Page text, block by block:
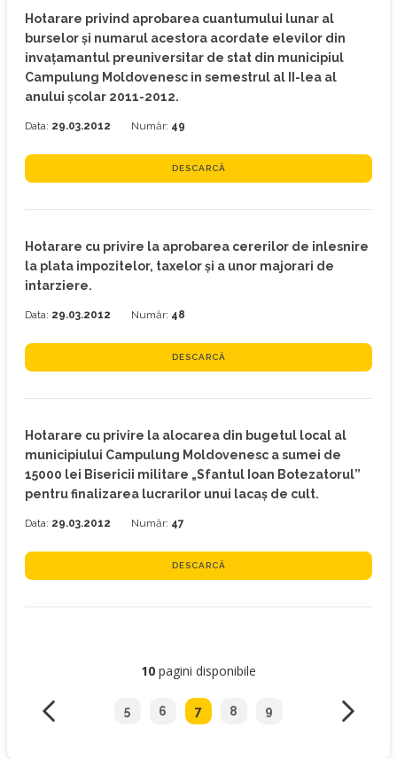
Hotarare privind aprobarea cuantumului lunar al
burselor şi numarul acestora acordate elevilor din
invaţamantul preuniversitar de stat din municipiul
Campulung Moldovenesc in semestrul al II-lea al
anului şcolar 2011-2012.
Data: 29.03.2012 Număr: 49
DESCARCĂ
Hotarare cu privire la aprobarea cererilor de inlesnire
la plata impozitelor, taxelor şi a unor majorari de
intarziere.
Data: 29.03.2012 Număr: 48
DESCARCĂ
Hotarare cu privire la alocarea din bugetul local al
municipiului Campulung Moldovenesc a sumei de
15000 lei Bisericii militare „Sfantul Ioan Botezatorul”
pentru finalizarea lucrarilor unui lacaş de cult.
Data: 29.03.2012 Număr: 47
DESCARCĂ
10 pagini disponibile
5 6 7 8 9